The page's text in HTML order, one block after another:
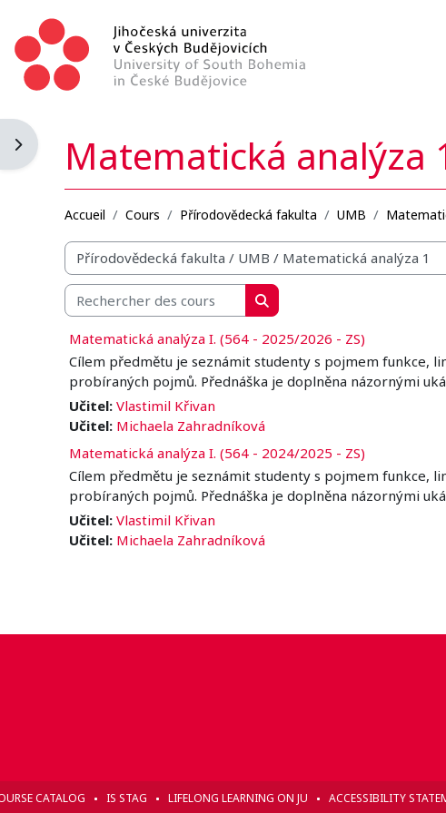
Ouvrir le tiroir des blocs
Matematická analýza
Accueil Cours Přírodovědecká fakulta UMB
Catégories de cours
Rechercher des cours
Rechercher des cours
Matematická analýza I. (564 - 2025/2026 - ZS)
Cílem předmětu je seznámit studenty s pojmem funkce,
probíraných pojmů. Přednáška je doplněna názornými
Učitel: Vlastimil Křivan
Učitel: Michaela Zahradníková
Matematická analýza I. (564 - 2024/2025 - ZS)
Cílem předmětu je seznámit studenty s pojmem funkce,
probíraných pojmů. Přednáška je doplněna názornými
Učitel: Vlastimil Křivan
Učitel: Michaela Zahradníková
CATALOG IS STAG LIFELONG LEARNING ON JU ACCESSIBILITY